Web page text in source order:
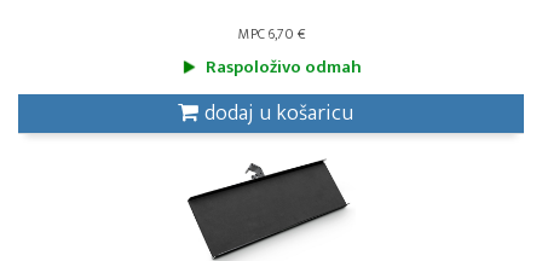
MPC 6,70 €
Raspoloživo odmah
dodaj u košaricu